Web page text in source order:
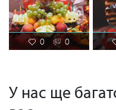
0 0
У нас ще